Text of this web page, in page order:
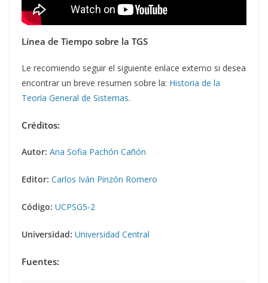
Línea de Tiempo sobre la TGS
Le recomiendo seguir el siguiente enlace externo si desea
encontrar un breve resumen sobre la: Historia de la
Teoría General de Sistemas.
Créditos:
Autor: Ana Sofia Pachón Cañón
Editor: Carlos Iván Pinzón Romero
Código: UCPSG5-2
Universidad: Universidad Central
Fuentes: